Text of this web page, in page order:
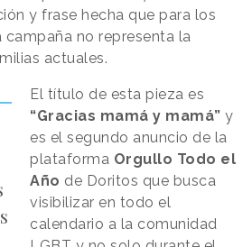
y frase hecha que para los
no representa la
actuales.
El título de esta pieza es
“Gracias mamá y mamá” y
es el segundo anuncio de la
plataforma Orgullo Todo el
Año de Doritos que busca
visibilizar en todo el
calendario a la comunidad